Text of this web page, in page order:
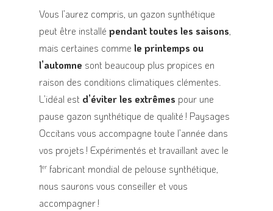
Vous l’aurez compris, un gazon synthétique
peut être installé pendant toutes les saisons
mais certaines comme le printemps ou
l’automne sont beaucoup plus propices en
raison des conditions climatiques clémentes.
L’idéal est d’éviter les extrêmes pour une
pause gazon synthétique de qualité ! Paysages
Occitans vous accompagne toute l’année dans
vos projets ! Expérimentés et travaillant avec le
1er fabricant mondial de pelouse synthétique,
nous saurons vous conseiller et vous
accompagner !